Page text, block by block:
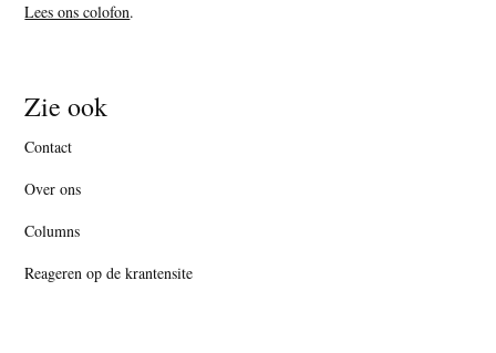
Lees ons colofon.
Zie ook
Contact
Over ons
Columns
Reageren op de krantensite